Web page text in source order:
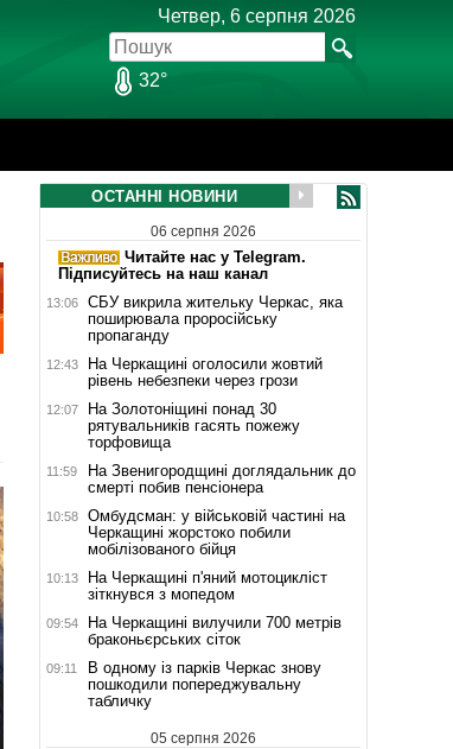
Четвер, 6 серпня 2026
32°
ОСТАННІ НОВИНИ
06 серпня 2026
Читайте нас у Telegram.
Підписуйтесь на наш канал
13:06
СБУ викрила жительку Черкас, яка
поширювала проросійську
пропаганду
12:43
На Черкащині оголосили жовтий
рівень небезпеки через грози
12:07
На Золотоніщині понад 30
рятувальників гасять пожежу
торфовища
11:59
На Звенигородщині доглядальник до
смерті побив пенсіонера
10:58
Омбудсман: у військовій частині на
Черкащині жорстоко побили
мобілізованого бійця
10:13
На Черкащині п'яний мотоцикліст
зіткнувся з мопедом
09:54
На Черкащині вилучили 700 метрів
браконьєрських сіток
09:11
В одному із парків Черкас знову
пошкодили попереджувальну
табличку
05 серпня 2026